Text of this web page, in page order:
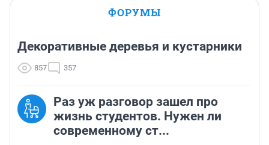
ФОРУМЫ
Декоративные деревья и кустарники
857 357
Раз уж разговор зашел про
жизнь студентов. Нужен ли
современному ст...